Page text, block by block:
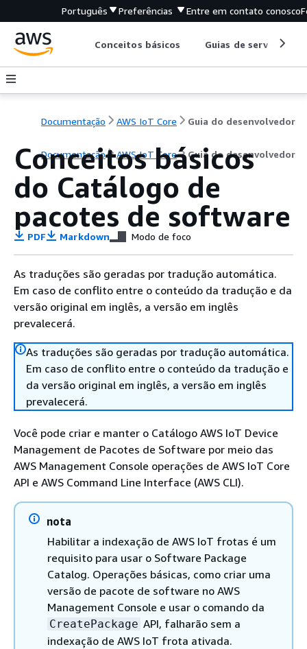
Português Preferências Entre em contato conosco
Conceitos básicos Guias de serviço
Documentação AWS IoT Core Guia do desenvolvedor
Documentação AWS IoT Core Guia do desenvolvedor
Conceitos básicos
do Catálogo de
pacotes de software
PDF Markdown Modo de foco
As traduções são geradas por tradução automática.
Em caso de conflito entre o conteúdo da tradução e da
versão original em inglês, a versão em inglês
prevalecerá.
As traduções são geradas por tradução automática.
Em caso de conflito entre o conteúdo da tradução e
da versão original em inglês, a versão em inglês
prevalecerá.
Você pode criar e manter o Catálogo AWS IoT Device
Management de Pacotes de Software por meio das
AWS Management Console operações de AWS IoT Core
API e AWS Command Line Interface (AWS CLI).
nota
Habilitar a indexação de AWS IoT frotas é um
requisito para usar o Software Package
Catalog. Operações básicas, como criar uma
versão de pacote de software no AWS
Management Console e usar o comando da
CreatePackage API, falharão sem a
indexação de AWS IoT frota ativada.